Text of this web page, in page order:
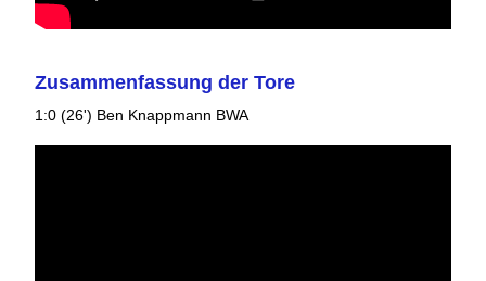
Zusammenfassung der Tore
1:0 (26') Ben Knappmann BWA